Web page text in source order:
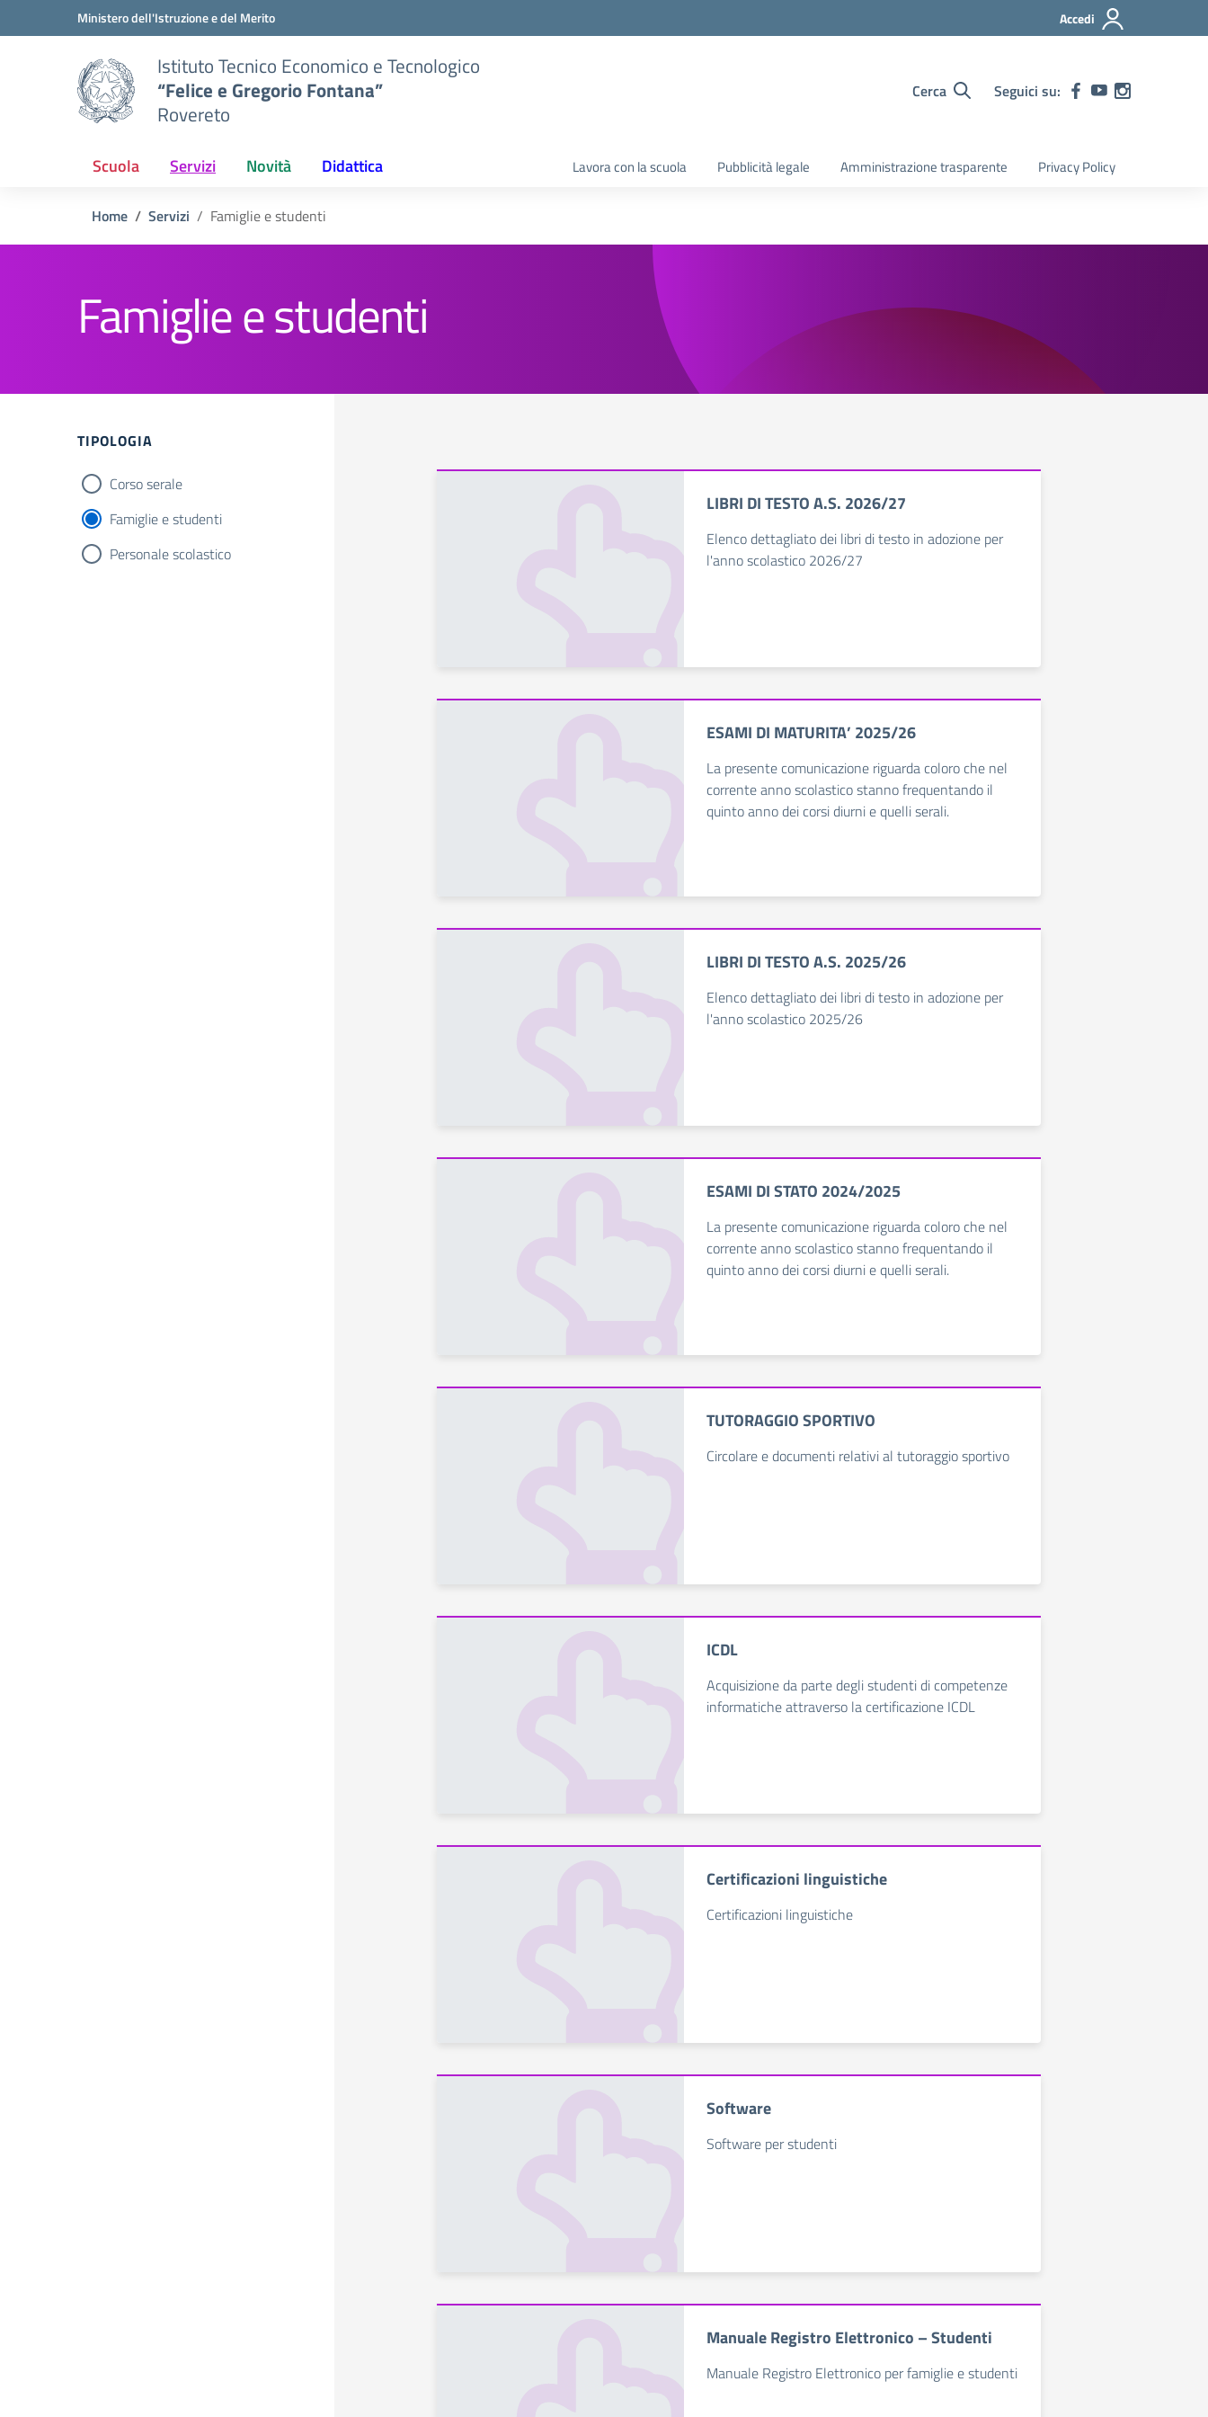
Vai ai contenuti
Vai al menu di navigazioneMinistero dell'Istruzione e del Merito Accedi
Istituto Tecnico Economico e Tecnologico
“Felice e Gregorio Fontana”
Rovereto
Cerca Seguici su:
Scuola Servizi Novità Didattica Lavora con la scuola Pubblicità legale Amministrazione trasparente Privacy Policy
Home Servizi Famiglie e studenti
Famiglie e studenti
TIPOLOGIA
Corso serale
Famiglie e studenti
Personale scolastico
LIBRI DI TESTO A.S. 2026/27
Elenco dettagliato dei libri di testo in adozione per
l'anno scolastico 2026/27
ESAMI DI MATURITA’ 2025/26
La presente comunicazione riguarda coloro che nel
corrente anno scolastico stanno frequentando il
quinto anno dei corsi diurni e quelli serali.
LIBRI DI TESTO A.S. 2025/26
Elenco dettagliato dei libri di testo in adozione per
l'anno scolastico 2025/26
ESAMI DI STATO 2024/2025
La presente comunicazione riguarda coloro che nel
corrente anno scolastico stanno frequentando il
quinto anno dei corsi diurni e quelli serali.
TUTORAGGIO SPORTIVO
Circolare e documenti relativi al tutoraggio sportivo
ICDL
Acquisizione da parte degli studenti di competenze
informatiche attraverso la certificazione ICDL
Certificazioni linguistiche
Certificazioni linguistiche
Software
Software per studenti
Manuale Registro Elettronico – Studenti
Manuale Registro Elettronico per famiglie e studenti